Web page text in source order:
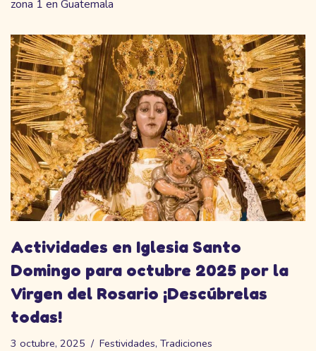
zona 1 en Guatemala
Actividades en Iglesia Santo
Domingo para octubre 2025 por la
Virgen del Rosario ¡Descúbrelas
todas!
3 octubre, 2025 Festividades, Tradiciones